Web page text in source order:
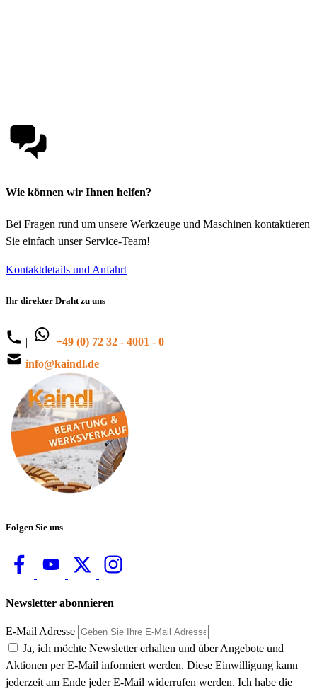
Wie können wir Ihnen helfen?
Bei Fragen rund um unsere Werkzeuge und Maschinen kontaktieren
Sie einfach unser Service-Team!
Kontaktdetails und Anfahrt
Ihr direkter Draht zu uns
|
+49 (0) 72 32 - 4001 - 0
info@kaindl.de
Folgen Sie uns
Newsletter abonnieren
E-Mail Adresse
Ja, ich möchte Newsletter erhalten und über Angebote und
Aktionen per E-Mail informiert werden. Diese Einwilligung kann
jederzeit am Ende jeder E-Mail widerrufen werden. Ich habe die